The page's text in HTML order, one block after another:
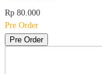
Rp 80.000
Pre Order
Pre Order